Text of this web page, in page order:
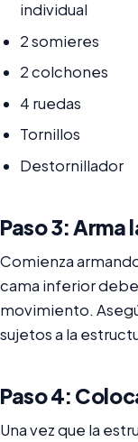
individual
2 somieres
2 colchones
4 ruedas
Tornillos
Destornillador
Paso 3: Arma
Comienza
cama inferior
movimiento.
sujetos a la
Paso 4:
Una vez que la